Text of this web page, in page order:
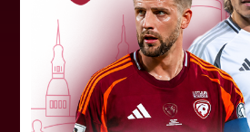
LFF DK 6. augusta
LFF Disciplinārlietu komitejas
Nr. DK 26/-38 Rīgā, 2026. gada
Piedalās:Komitejas locekļi:
Tverjanoviča-Bore, Raivis